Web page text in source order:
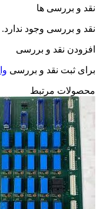
نقد و بررسی ها
نقد و بررسی وجود ندارد.
افزودن نقد و بررسی
برای ثبت نقد و بررسی
محصولات مرتبط